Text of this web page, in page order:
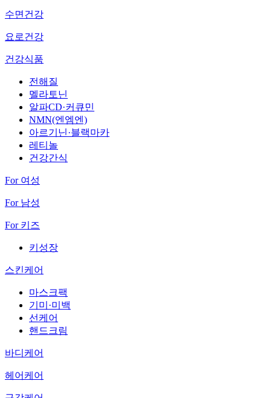
수면건강
요로건강
건강식품
전해질
멜라토닌
알파CD·커큐민
NMN(엔엠엔)
아르기닌·블랙마카
레티놀
건강간식
For 여성
For 남성
For 키즈
키성장
스킨케어
마스크팩
기미·미백
선케어
핸드크림
바디케어
헤어케어